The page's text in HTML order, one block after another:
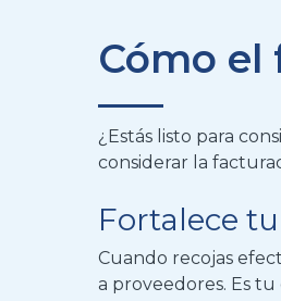
Cómo el
¿Estás listo para
considerar la
Fortalece
Cuando recojas
a proveedores. Es